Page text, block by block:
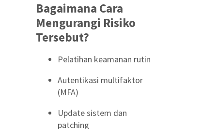
Bagaimana Cara
Mengurangi Risiko
Tersebut?
Pelatihan keamanan rutin
Autentikasi multifaktor
(MFA)
Update sistem dan
patching